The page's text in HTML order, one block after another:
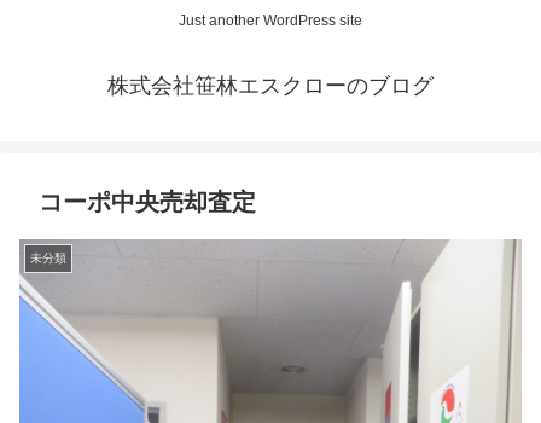
Just another WordPress site
株式会社笹林エスクローのブログ
コーポ中央売却査定
未分類